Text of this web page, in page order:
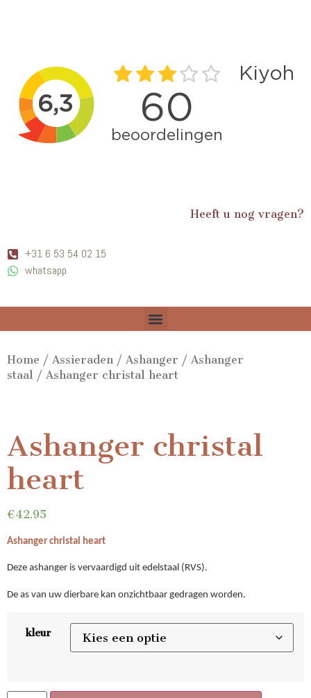
Heeft u nog vragen?
+31 6 53 54 02 15
whatsapp
Home / Assieraden / Ashanger / Ashanger
staal / Ashanger christal heart
Ashanger christal
heart
€42.95
Ashanger christal heart
Deze ashanger is vervaardigd uit edelstaal (RVS).
De as van uw dierbare kan onzichtbaar gedragen worden.
kleur